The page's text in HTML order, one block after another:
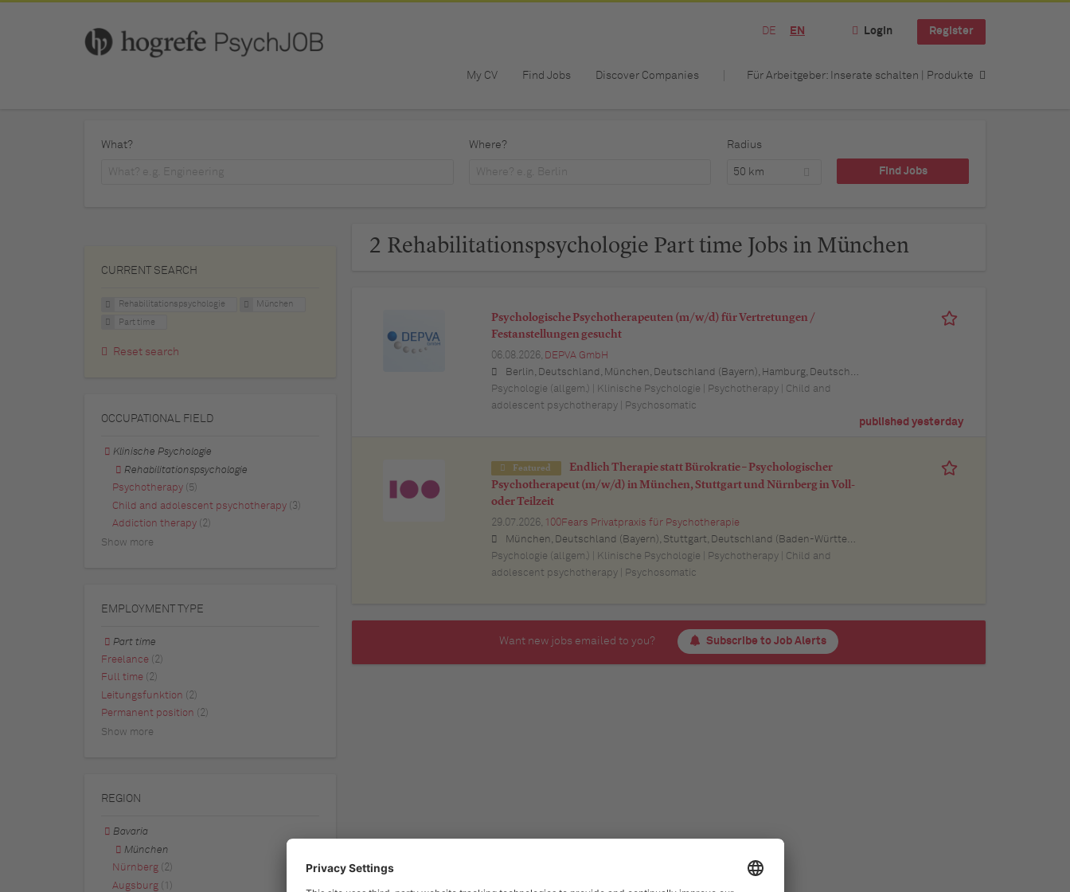
DE EN Login Register
My CV Find Jobs Discover Companies Für Arbeitgeber: Inserate schalten | Produkte
What? Where? Radius
50 km
2 Rehabilitationspsychologie Part time Jobs in München
Psychologische Psychotherapeuten (m/w/d) für Vertretungen /
Festanstellungen gesucht
06.08.2026, DEPVA GmbH
Berlin, Deutschland, München, Deutschland (Bayern), Hamburg, Deutschland, Düsseldorf, Deutschland (Nordrhein-Westfalen), Köln, Deutschland (Nordrhein-Westfalen), Essen, Deutschland (Nordrhein-Westfalen), Dortmund, Deutschland (Nordrhein-Westfalen), Stuttgart, Deutschland (Baden-Württemberg), Heilbronn, Deutschland (Baden-Württemberg), Hannover, Deutschland (Niedersachsen), Rostock, Deutschland (Mecklenburg-Vorpommern), Kiel, Deutschland (Schleswig-Holstein), Augsburg, Deutschland (Bayern), Nürnberg, Deutschland (Bayern), Frankfurt am Main, Deutschland (Hessen), Bremen, Deutschland, Schwerin, Deutschland (Mecklenburg-Vorpommern), Mainz, Deutschland (Rheinland-Pfalz), Saarbrücken, Deutschland (Saarland), Dresden, Deutschland (Sachsen), Magdeburg, Deutschland (Sachsen-Anhalt), Potsdam, Deutschland (Brandenburg), Erfurt, Deutschland (Thüringen), Würzburg, Deutschland (Bayern), Heilbronn, Deutschland (Baden-Württemberg), Leipzig, Deutschland (Sachsen)
Psychologie (allgem.) | Klinische Psychologie | Psychotherapy | Child and
adolescent psychotherapy | Psychosomatic
published yesterday
Featured
Endlich Therapie statt Bürokratie – Psychologischer
Psychotherapeut (m/w/d) in München, Stuttgart und Nürnberg in Voll-
oder Teilzeit
29.07.2026, 100Fears Privatpraxis für Psychotherapie
München, Deutschland (Bayern), Stuttgart, Deutschland (Baden-Württemberg), Nürnberg, Deutschland (Bayern), Esslingen am Neckar, Deutschland (Baden-Württemberg), Ludwigsburg, Deutschland (Baden-Württemberg), Sindelfingen, Deutschland (Baden-Württemberg), Böblingen, Deutschland (Baden-Württemberg), Waiblingen, Deutschland (Baden-Württemberg), Heilbronn, Deutschland (Baden-Württemberg), Reutlingen, Deutschland (Baden-Württemberg), Tübingen, Deutschland (Baden-Württemberg), Aalen, Deutschland (Baden-Württemberg), Schwäbisch Gmünd, Deutschland (Baden-Württemberg), Karlsruhe, Deutschland (Baden-Württemberg), Mannheim, Deutschland (Baden-Württemberg), Ulm, Deutschland (Baden-Württemberg), Pforzheim, Deutschland (Baden-Württemberg), Offenburg, Deutschland (Baden-Württemberg), Göppingen, Deutschland (Baden-Württemberg), Baden-Baden, Deutschland (Baden-Württemberg), Heidenheim an der Brenz, Deutschland (Baden-Württemberg), Ingolstadt, Deutschland (Bayern), Erlangen, Deutschland (Bayern), Regensburg, Deutschland (Bayern), Bamberg, Deutschland (Bayern), Bayreuth, Deutschland (Bayern)
Psychologie (allgem.) | Klinische Psychologie | Psychotherapy | Child and
adolescent psychotherapy | Psychosomatic
Want new jobs emailed to you? Subscribe to Job Alerts
CURRENT SEARCH
Rehabilitationspsychologie München
Part time
Reset search
OCCUPATIONAL FIELD
Klinische Psychologie
Rehabilitationspsychologie
Psychotherapy
(5)
Child and adolescent psychotherapy (3)
Addiction therapy (2)
Show more
EMPLOYMENT TYPE
Part time
Freelance
(2)
Full time
(2)
Leitungsfunktion (2)
Permanent position (2)
Show more
REGION
Bavaria
München
Nürnberg
(2)
Augsburg (1)